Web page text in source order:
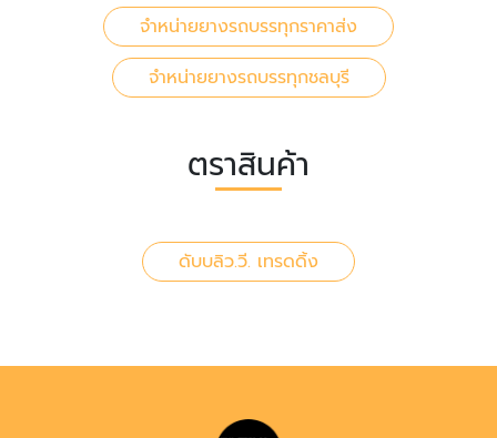
จำหน่ายยางรถบรรทุกราคาส่ง
จำหน่ายยางรถบรรทุกชลบุรี
ตราสินค้า
ดับบลิว.วี. เทรดดิ้ง